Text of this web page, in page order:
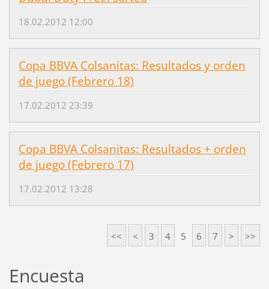
18.02.2012 12:00
Copa BBVA Colsanitas: Resultados y orden
de juego (Febrero 18)
17.02.2012 23:39
Copa BBVA Colsanitas: Resultados + orden
de juego (Febrero 17)
17.02.2012 13:28
<< < 3 4 5 6 7 > >>
Encuesta